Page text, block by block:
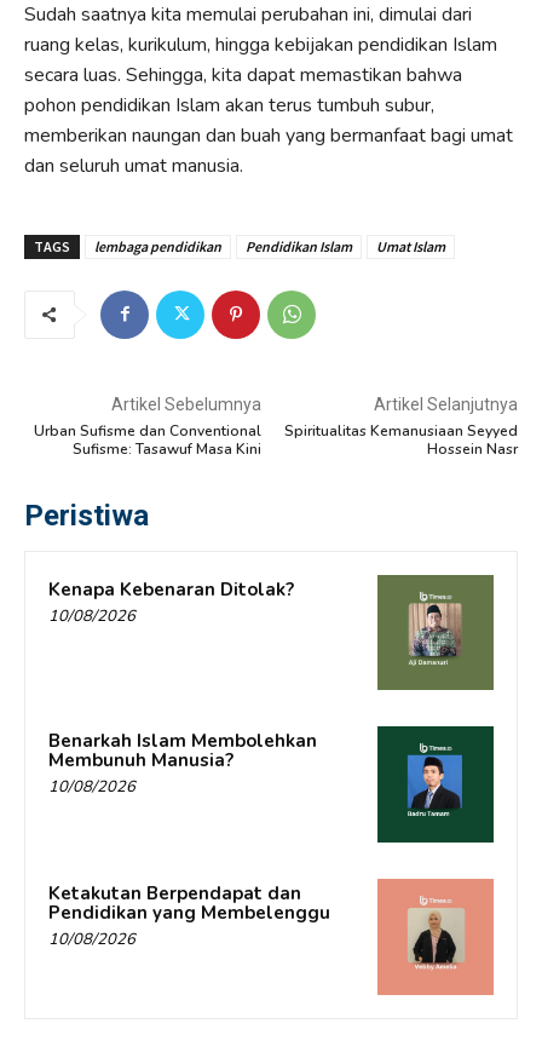
Sudah saatnya kita memulai perubahan ini, dimulai dari
ruang kelas, kurikulum, hingga kebijakan pendidikan Islam
secara luas. Sehingga, kita dapat memastikan bahwa
pohon pendidikan Islam akan terus tumbuh subur,
memberikan naungan dan buah yang bermanfaat bagi umat
dan seluruh umat manusia.
TAGS lembaga pendidikan Pendidikan Islam Umat Islam
Artikel Sebelumnya
Urban Sufisme dan Conventional
Sufisme: Tasawuf Masa Kini
Artikel Selanjutnya
Spiritualitas Kemanusiaan Seyyed
Hossein Nasr
Peristiwa
Kenapa Kebenaran Ditolak?
10/08/2026
Benarkah Islam Membolehkan
Membunuh Manusia?
10/08/2026
Ketakutan Berpendapat dan
Pendidikan yang Membelenggu
10/08/2026